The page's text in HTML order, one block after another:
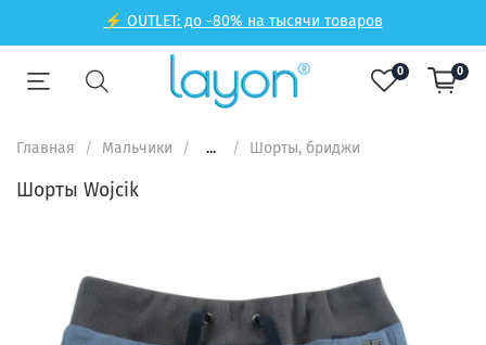
⚡ OUTLET: до -80% на тысячи товаров
0 0
Главная Мальчики ... Шорты, бриджи
Шорты Wojcik